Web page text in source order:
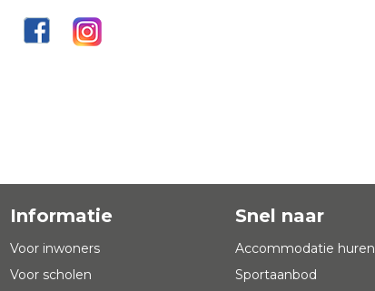
Informatie
Voor inwoners
Voor scholen
Snel naar
Accommodatie huren
Sportaanbod